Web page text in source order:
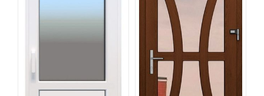
Металлопластиковые двери
Пластиковые двери одинаково хорошо подходят как
для внутреннего, так и для наружного использования
в общественных, коммерческих, административных и
жилых помещениях. Одно из самых главных